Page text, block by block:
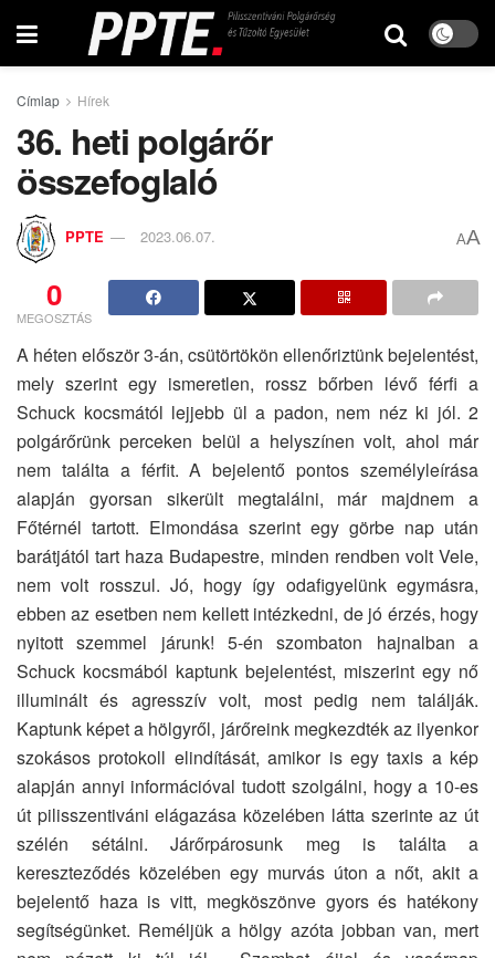
Címlap Hírek
36. heti polgárőr
összefoglaló
PPTE 2023.06.07. AA
0
MEGOSZTÁS
A héten először 3-án, csütörtökön ellenőriztünk bejelentést,
mely szerint egy ismeretlen, rossz bőrben lévő férfi a
Schuck kocsmától lejjebb ül a padon, nem néz ki jól. 2
polgárőrünk perceken belül a helyszínen volt, ahol már
nem találta a férfit. A bejelentő pontos személyleírása
alapján gyorsan sikerült megtalálni, már majdnem a
Főtérnél tartott. Elmondása szerint egy görbe nap után
barátjától tart haza Budapestre, minden rendben volt Vele,
nem volt rosszul. Jó, hogy így odafigyelünk egymásra,
ebben az esetben nem kellett intézkedni, de jó érzés, hogy
nyitott szemmel járunk! 5-én szombaton hajnalban a
Schuck kocsmából kaptunk bejelentést, miszerint egy nő
illuminált és agresszív volt, most pedig nem találják.
Kaptunk képet a hölgyről, járőreink megkezdték az ilyenkor
szokásos protokoll elindítását, amikor is egy taxis a kép
alapján annyi információval tudott szolgálni, hogy a 10-es
út pilisszentiváni elágazása közelében látta szerinte az út
szélén sétálni. Járőrpárosunk meg is találta a
kereszteződés közelében egy murvás úton a nőt, akit a
bejelentő haza is vitt, megköszönve gyors és hatékony
segítségünket. Reméljük a hölgy azóta jobban van, mert